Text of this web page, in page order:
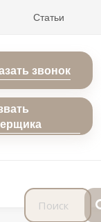
Статьи
звонок